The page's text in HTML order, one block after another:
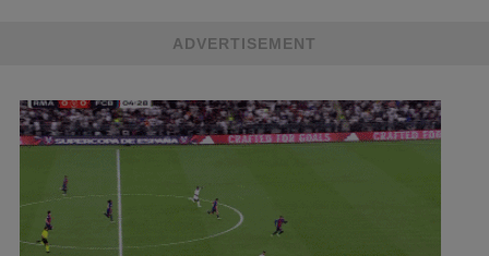
ADVERTISEMENT